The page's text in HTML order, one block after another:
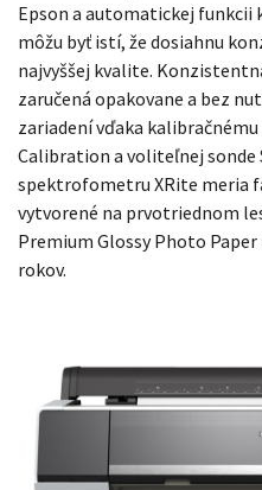
Epson a automatickej funkcii
môžu byť istí, že dosiahnu
najvyššej kvalite.
zaručená opakovane a bez
zariadení vďaka
Calibration a voliteľnej
spektrofometru XRite meria
vytvorené na prvotriednom
Premium Glossy Photo Paper
rokov.